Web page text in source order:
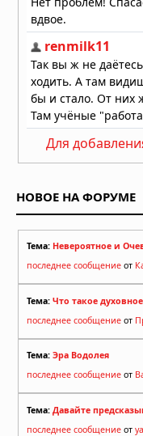
Для
НОВОЕ НА ФОРУМЕ
Тема: Невероятное и
последнее сообщение от
Тема: Что такое
последнее сообщение от
Тема: Эра Водолея
последнее сообщение от
Тема: Давайте
последнее сообщение от